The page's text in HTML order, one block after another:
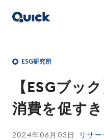
ESG研究所
【ESGブッ
消費を促す
2024年06月03日 リサ